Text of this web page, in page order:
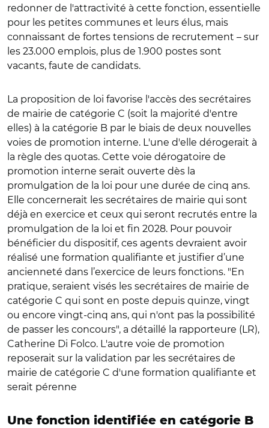
redonner de l'attractivité à cette fonction, essentielle
pour les petites communes et leurs élus, mais
connaissant de fortes tensions de recrutement – sur
les 23.000 emplois, plus de 1.900 postes sont
vacants, faute de candidats.
La proposition de loi favorise l'accès des secrétaires
de mairie de catégorie C (soit la majorité d'entre
elles) à la catégorie B par le biais de deux nouvelles
voies de promotion interne. L'une d'elle dérogerait à
la règle des quotas. Cette voie dérogatoire de
promotion interne serait ouverte dès la
promulgation de la loi pour une durée de cinq ans.
Elle concernerait les secrétaires de mairie qui sont
déjà en exercice et ceux qui seront recrutés entre la
promulgation de la loi et fin 2028. Pour pouvoir
bénéficier du dispositif, ces agents devraient avoir
réalisé une formation qualifiante et justifier d’une
ancienneté dans l’exercice de leurs fonctions. "En
pratique, seraient visés les secrétaires de mairie de
catégorie C qui sont en poste depuis quinze, vingt
ou encore vingt-cinq ans, qui n'ont pas la possibilité
de passer les concours", a détaillé la rapporteure (LR),
Catherine Di Folco. L'autre voie de promotion
reposerait sur la validation par les secrétaires de
mairie de catégorie C d'une formation qualifiante et
serait pérenne
Une fonction identifiée en catégorie B